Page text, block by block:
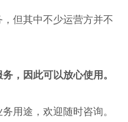
但其中不少运营方并不
，因此可以放心使用。
用途，欢迎随时咨询。